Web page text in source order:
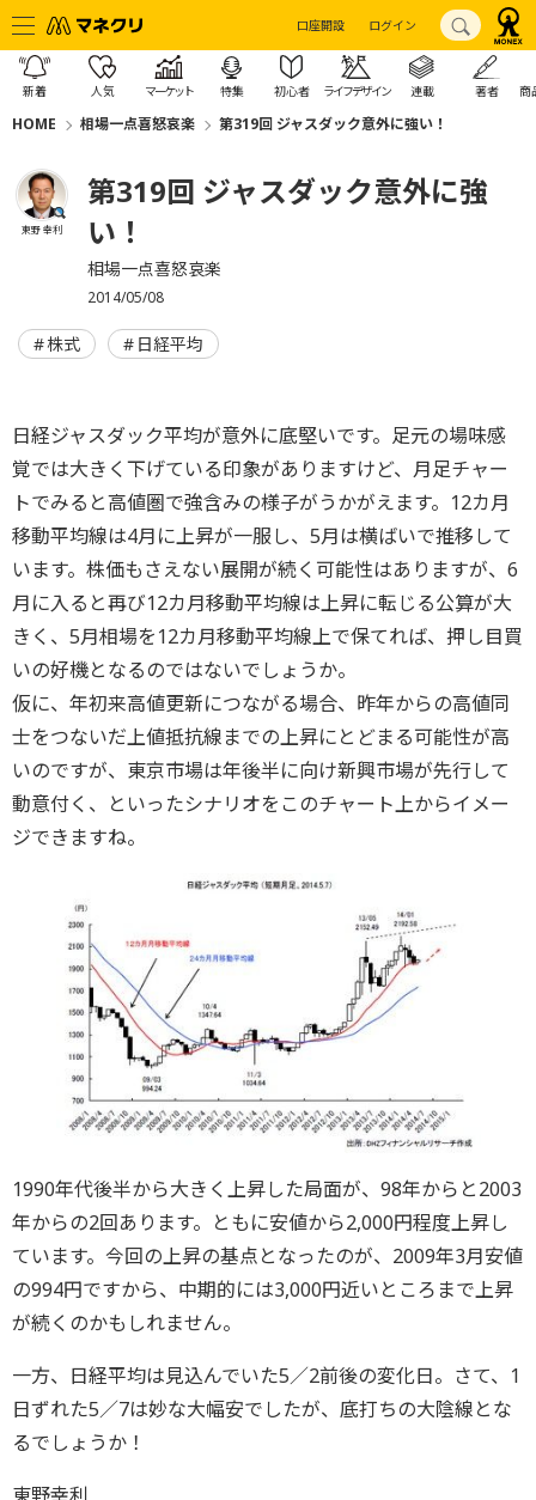
口座開設 ログイン
新着 人気 マーケット 特集 初心者 ライフデザイン 連載 著者 商
HOME 相場一点喜怒哀楽 第319回 ジャスダック意外に強い！
東野 幸利
第319回 ジャスダック意外に強
い！
相場一点喜怒哀楽
2014/05/08
株式 日経平均
日経ジャスダック平均が意外に底堅いです。足元の場味感
覚では大きく下げている印象がありますけど、月足チャー
トでみると高値圏で強含みの様子がうかがえます。12カ月
移動平均線は4月に上昇が一服し、5月は横ばいで推移して
います。株価もさえない展開が続く可能性はありますが、6
月に入ると再び12カ月移動平均線は上昇に転じる公算が大
きく、5月相場を12カ月移動平均線上で保てれば、押し目買
いの好機となるのではないでしょうか。
仮に、年初来高値更新につながる場合、昨年からの高値同
士をつないだ上値抵抗線までの上昇にとどまる可能性が高
いのですが、東京市場は年後半に向け新興市場が先行して
動意付く、といったシナリオをこのチャート上からイメー
ジできますね。
1990年代後半から大きく上昇した局面が、98年からと2003
年からの2回あります。ともに安値から2,000円程度上昇し
ています。今回の上昇の基点となったのが、2009年3月安値
の994円ですから、中期的には3,000円近いところまで上昇
が続くのかもしれません。
一方、日経平均は見込んでいた5／2前後の変化日。さて、1
日ずれた5／7は妙な大幅安でしたが、底打ちの大陰線とな
るでしょうか！